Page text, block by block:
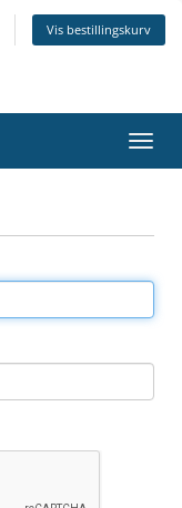
Vis bestillingskurv